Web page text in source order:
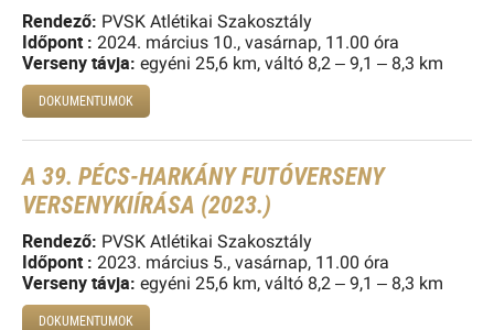
Rendező: PVSK Atlétikai Szakosztály
Időpont : 2024. március 10., vasárnap, 11.00 óra
Verseny távja: egyéni 25,6 km, váltó 8,2 – 9,1 – 8,3 km
DOKUMENTUMOK
A 39. PÉCS-HARKÁNY FUTÓVERSENY
VERSENYKIÍRÁSA (2023.)
Rendező: PVSK Atlétikai Szakosztály
Időpont : 2023. március 5., vasárnap, 11.00 óra
Verseny távja: egyéni 25,6 km, váltó 8,2 – 9,1 – 8,3 km
DOKUMENTUMOK